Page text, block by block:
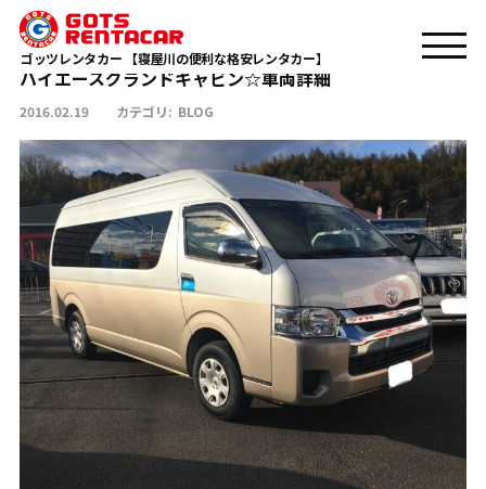
ゴッツレンタカー 【寝屋川の便利な格安レンタカー】
TOP BLOG
ハイエースグランドキャビン☆車両詳細
2016.02.19 カテゴリ: BLOG